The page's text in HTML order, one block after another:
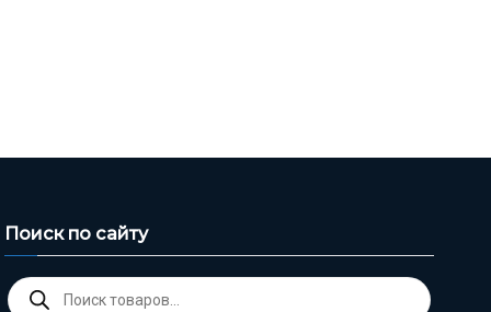
Поиск по сайту
Поиск
товаров